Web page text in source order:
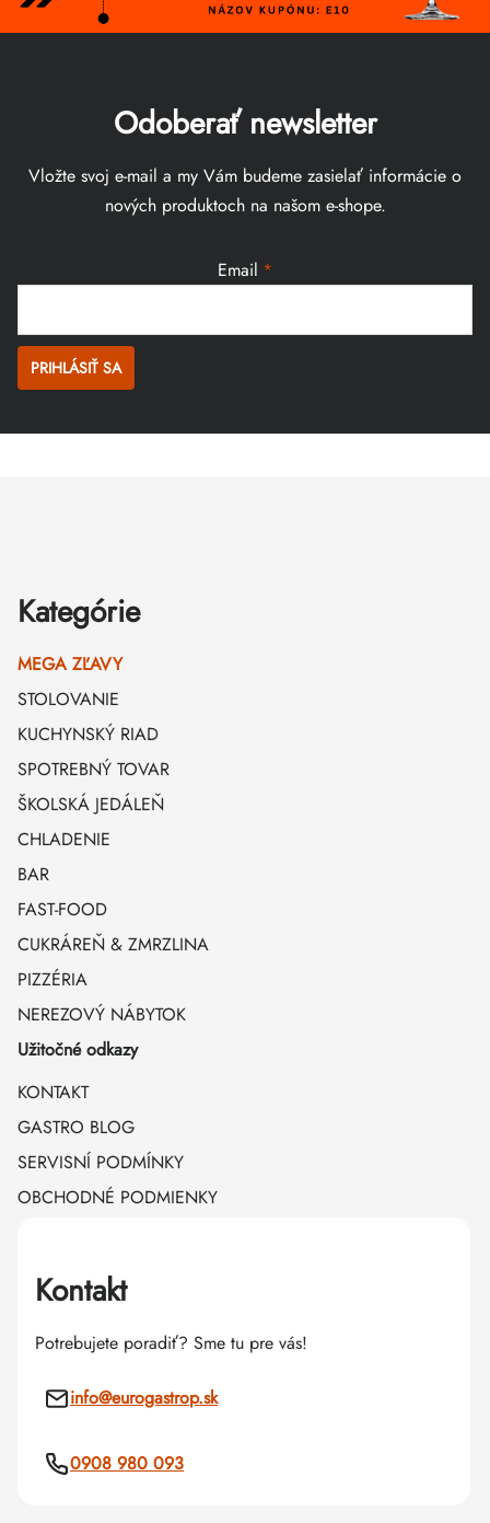
Odoberať newsletter
Vložte svoj e-mail a my Vám budeme zasielať informácie o
nových produktoch na našom e-shope.
Email
PRIHLÁSIŤ SA
Kategórie
MEGA ZĽAVY
STOLOVANIE
KUCHYNSKÝ RIAD
SPOTREBNÝ TOVAR
ŠKOLSKÁ JEDÁLEŇ
CHLADENIE
BAR
FAST-FOOD
CUKRÁREŇ & ZMRZLINA
PIZZÉRIA
NEREZOVÝ NÁBYTOK
Užitočné odkazy
KONTAKT
GASTRO BLOG
SERVISNÍ PODMÍNKY
OBCHODNÉ PODMIENKY
Kontakt
Potrebujete poradiť? Sme tu pre vás!
info@eurogastrop.sk
0908 980 093